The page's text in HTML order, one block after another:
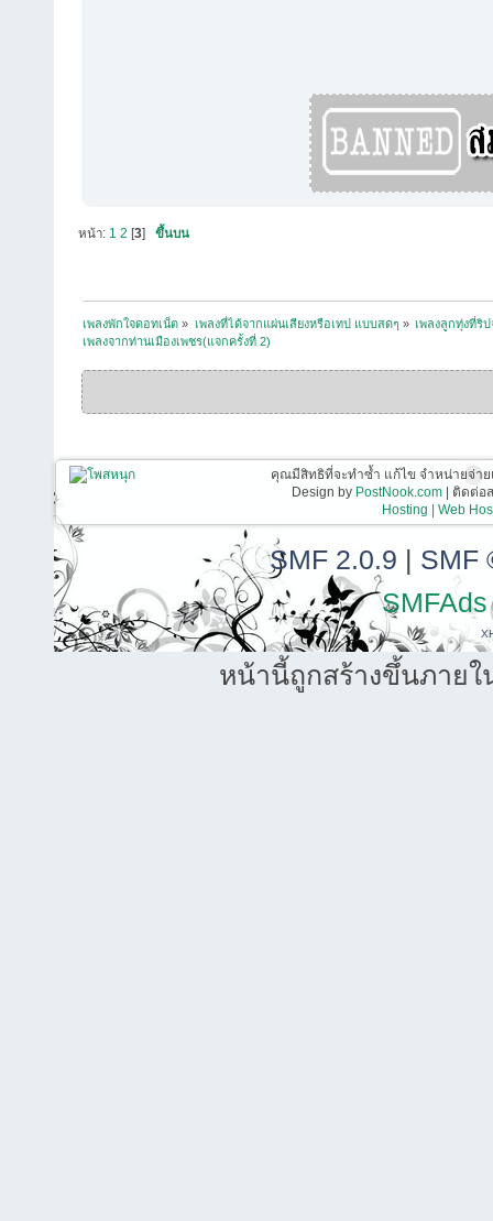
หน้า: 1 2 [3 ]ขึ้นบน
เพลงพักใจดอทเน็ต » เพลงที่ได้จากแผ่นเสียงหรือเทป แบบสดๆ » เพลงลูกทุ่งที่ริ
เพลงจากท่านเมืองเพชร(แจกครั้งที่ 2)
คุณมีสิทธิที่จะทำซ้ำ แก้ไข จำหน่ายจ่า
Design by PostNook.com| ติดต่อส
Hosting | Web
SMF 2.0.9 | SMF
SMFAds
หน้านี้ถูกสร้างขึ้นภายใ